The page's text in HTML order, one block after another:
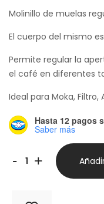
Molinillo de muelas
El cuerpo del mismo
Permite regular la
el café en diferentes
Ideal para Moka, Filtro,
Hasta 12 pagos
Saber más
-Molinillo
+